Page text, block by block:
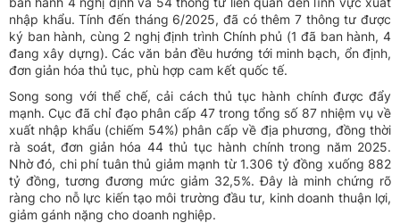
nhập khẩu. Tính đến tháng 6/2025, đã có thêm 7 thông tư được
ký ban hành, cùng 2 nghị định trình Chính phủ (1 đã ban hành, 4
đang xây dựng). Các văn bản đều hướng tới minh bạch, ổn định,
đơn giản hóa thủ tục, phù hợp cam kết quốc tế.
Song song với thể chế, cải cách thủ tục hành chính được đẩy
mạnh. Cục đã chỉ đạo phân cấp 47 trong tổng số 87 nhiệm vụ về
xuất nhập khẩu (chiếm 54%) phân cấp về địa phương, đồng thời
rà soát, đơn giản hóa 44 thủ tục hành chính trong năm 2025.
Nhờ đó, chi phí tuân thủ giảm mạnh từ 1.306 tỷ đồng xuống 882
tỷ đồng, tương đương mức giảm 32,5%. Đây là minh chứng rõ
ràng cho nỗ lực kiến tạo môi trường đầu tư, kinh doanh thuận lợi,
giảm gánh nặng cho doanh nghiệp.